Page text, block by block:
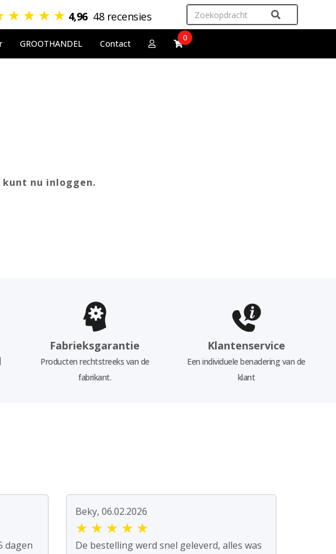
★ ★ ★ ★ 4,96 48 recensies
GROOTHANDEL Contact
0
kunt nu inloggen.
Fabrieksgarantie
Producten rechtstreeks van de
fabrikant.
Klantenservice
Een individuele benadering van de
klant
dagen
Beky, 06.02.2026
★ ★ ★ ★ ★
De bestelling werd snel geleverd, alles was